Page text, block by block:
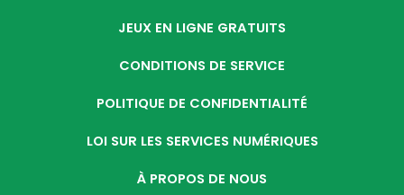
JEUX EN LIGNE GRATUITS
CONDITIONS DE SERVICE
POLITIQUE DE CONFIDENTIALITÉ
LOI SUR LES SERVICES NUMÉRIQUES
À PROPOS DE NOUS